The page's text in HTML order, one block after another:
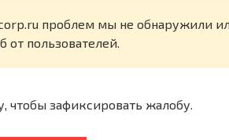
проблем мы не обнаружили
от пользователей.
чтобы зафиксировать жалобу.